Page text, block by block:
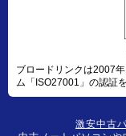
ブロードリンクは2007
ム「ISO27001」の認証
激安中古